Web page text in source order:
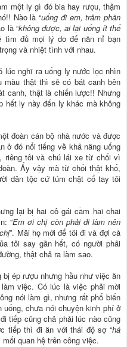
một ly gì đó bia hay rượu, thậm
Nào là “uống đi em, trăm phần
là “không được, ai lại uống ít thế
tìm đủ mọi lý do để năn nỉ bạn
và nhiệt tình với nhau.
lúc nghĩ ra uống ly nước lọc nhìn
màu thật thì sẽ có bát canh bên
canh, thật là chiến lược!! Nhưng
ly này đến ly khác mà không
đoàn cán bộ nhà nước và được
ở đó nổi tiếng về khả năng uống
riêng tôi và chú lái xe từ chối vì
Ấy vậy mà từ chối thật khổ,
dân tộc cứ túm chặt cổ tay tôi
lại bị hai cô gái cầm hai chai
“Em ơi chị còn phải đi làm nên
”. Mãi họ mới để tôi đi và đợi cả
tôi say gần hết, có người phải
thật chả ra làm sao.
ép rượu nhưng hầu như việc ăn
việc. Có lúc là việc phải mời
nói làm gì, nhưng rất phổ biến
chưa nói chuyện kinh phí ở
tiếp cũng chả phải lúc nào cũng
tiếp thì đi ăn với thái độ sợ “há
quan hệ trên công việc.